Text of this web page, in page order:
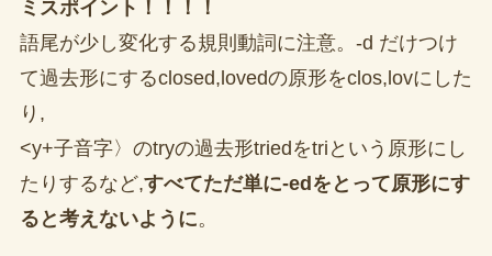
ミスポイント！！！！
語尾が少し変化する規則動詞に注意。-d だけつけ
て過去形にするclosed,lovedの原形をclos,lovにした
り,
<y+子音字〉のtryの過去形triedをtriという原形にし
たりするなど,すべてただ単に-edをとって原形にす
ると考えないように。